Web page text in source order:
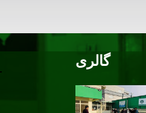
گالری